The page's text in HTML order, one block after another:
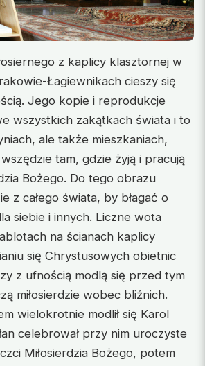
z kaplicy klasztornej w
Łagiewnikach cieszy się
Jego kopie i reprodukcje
wszystkich zakątkach świata i to
ale także mieszkaniach,
tam, gdzie żyją i pracują
Bożego. Do tego obrazu
z całego świata, by błagać o
siebie i innych. Liczne wota
na ścianach kaplicy
się Chrystusowych obietnic
z ufnością modlą się przed tym
miłosierdzie wobec bliźnich.
wielokrotnie modlił się Karol
celebrował przy nim uroczyste
Miłosierdzia Bożego, potem